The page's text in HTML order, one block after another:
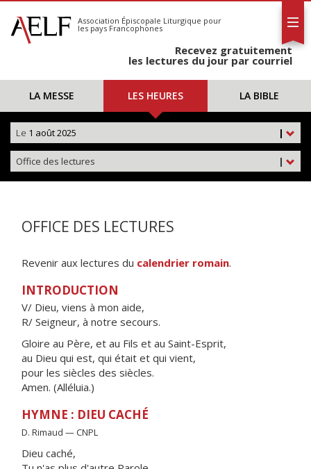
S'abonner
Calendrier
Association Épiscopale Liturgique pour
les pays Francophones
Recevez gratuitement
les lectures du jour par courriel
LA MESSE LES HEURES LA BIBLE
|
Le 1 août 2025
|
Office des lectures
OFFICE DES LECTURES
Revenir aux lectures du calendrier romain.
INTRODUCTION
V/ Dieu, viens à mon aide,
R/ Seigneur, à notre secours.
Gloire au Père, et au Fils et au Saint-Esprit,
au Dieu qui est, qui était et qui vient,
pour les siècles des siècles.
Amen. (Alléluia.)
HYMNE : DIEU CACHÉ
D. Rimaud — CNPL
Dieu caché,